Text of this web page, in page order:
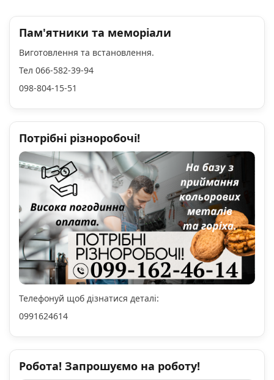
Пам'ятники та меморіали
Виготовлення та встановлення.
Тел 066-582-39-94
098-804-15-51
Потрібні різноробочі!
Телефонуй щоб дізнатися деталі:
0991624614
Робота! Запрошуємо на роботу!